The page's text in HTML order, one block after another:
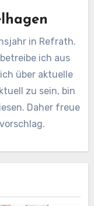
in Refrath.
ich aus
über aktuelle
zu sein, bin
Daher freue